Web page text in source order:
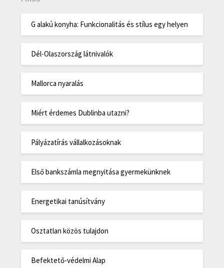
G alakú konyha: Funkcionalitás és stílus egy helyen
Dél-Olaszország látnivalók
Mallorca nyaralás
Miért érdemes Dublinba utazni?
Pályázatírás vállalkozásoknak
Első bankszámla megnyitása gyermekünknek
Energetikai tanúsítvány
Osztatlan közös tulajdon
Befektető-védelmi Alap